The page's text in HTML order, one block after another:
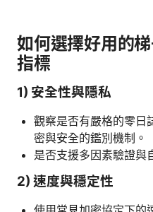
如何選擇好用的
指標
1) 安全性與隱私
觀察是否有嚴格的零日
密與安全的鑑別機制。
是否支援多因素驗證與
2) 速度與穩定性